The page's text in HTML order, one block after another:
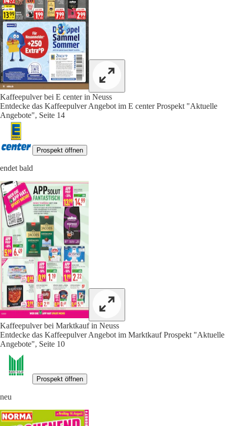
Kaffeepulver bei E center in Neuss
Entdecke das Kaffeepulver Angebot im E center Prospekt "Aktuelle
Angebote", Seite 14
Prospekt öffnen
endet bald
Kaffeepulver bei Marktkauf in Neuss
Entdecke das Kaffeepulver Angebot im Marktkauf Prospekt "Aktuelle
Angebote", Seite 10
Prospekt öffnen
neu